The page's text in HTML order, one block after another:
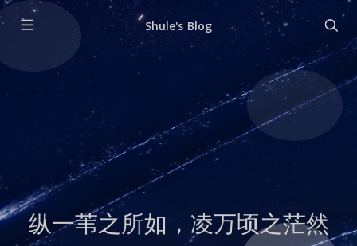
Shule's Blog
纵一苇之所如，凌万顷之茫然